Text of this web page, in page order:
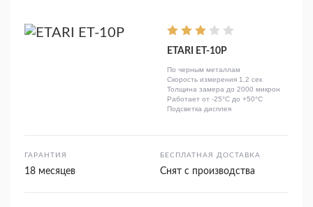
ETARI ЕТ-10Р
По черным металлам
Скорость измерения 1,2 сек
Толщина замера до 2000 микрон
Работает от -25°C до +50°C
Подсветка дисплея
ГАРАНТИЯ
18 месяцев
БЕСПЛАТНАЯ ДОСТАВКА
Снят с производства